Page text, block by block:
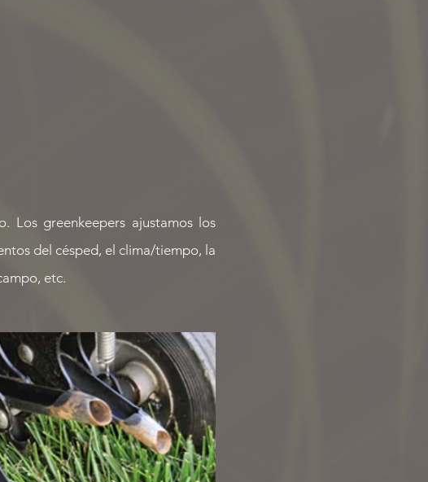
Los greenkeepers ajustamos los
del césped, el clima/tiempo, la
etc.